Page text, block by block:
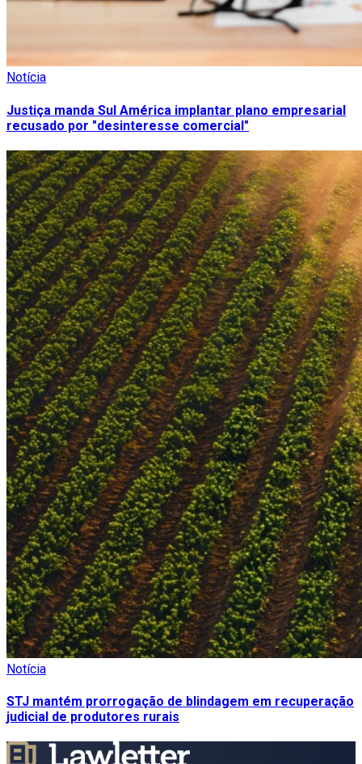
Notícia
Justiça manda Sul América implantar plano empresarial
recusado por "desinteresse comercial"
Notícia
STJ mantém prorrogação de blindagem em recuperação
judicial de produtores rurais